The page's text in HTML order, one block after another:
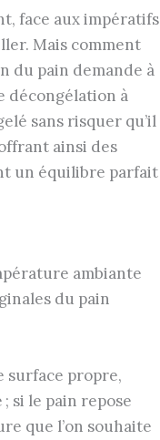
face aux impératifs
Mais comment
du pain demande à
décongélation à
sans risquer qu’il
ainsi des
un équilibre parfait
ambiante
du pain
surface propre,
si le pain repose
que l’on souhaite